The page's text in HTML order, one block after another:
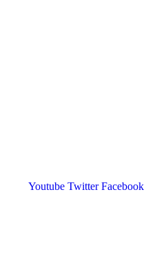
Youtube Twitter Facebook